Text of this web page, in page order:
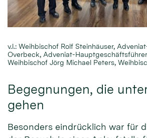
v.l.: Weihbischof Rolf Steinhäuser,
Overbeck, Adveniat-
Weihbischof Jörg Michael Peters,
Begegnungen, die
gehen
Besonders eindrücklich war für